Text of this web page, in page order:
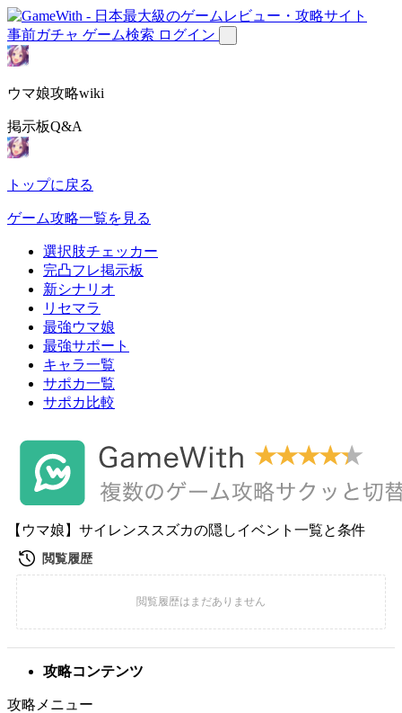
事前ガチャ ゲーム検索 ログイン
ウマ娘攻略wiki
掲示板Q&A
トップに戻る
ゲーム攻略一覧を見る
選択肢チェッカー
完凸フレ掲示板
新シナリオ
リセマラ
最強ウマ娘
最強サポート
キャラ一覧
サポカ一覧
サポカ比較
【ウマ娘】サイレンススズカの隠しイベント一覧と条件
攻略コンテンツ
攻略メニュー